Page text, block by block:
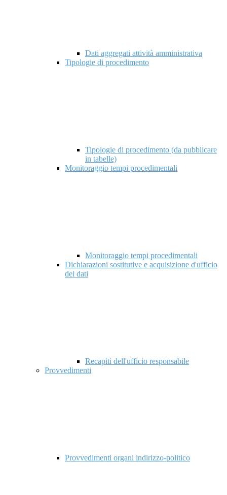
Dati aggregati attività amministrativa
Tipologie di procedimento
Tipologie di procedimento (da pubblicare
in tabelle)
Monitoraggio tempi procedimentali
Monitoraggio tempi procedimentali
Dichiarazioni sostitutive e acquisizione d'ufficio
dei dati
Recapiti dell'ufficio responsabile
Provvedimenti
Provvedimenti organi indirizzo-politico